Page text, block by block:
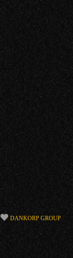
DANKORP GROUP